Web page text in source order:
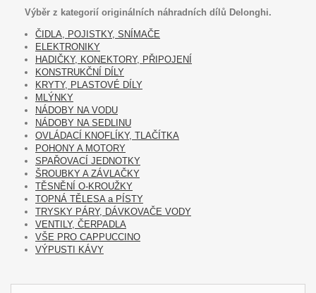
Výběr z kategorií originálních náhradních dílů Delonghi.
ČIDLA, POJISTKY, SNÍMAČE
ELEKTRONIKY
HADIČKY, KONEKTORY, PŘIPOJENÍ
KONSTRUKČNÍ DÍLY
KRYTY, PLASTOVÉ DÍLY
MLÝNKY
NÁDOBY NA VODU
NÁDOBY NA SEDLINU
OVLÁDACÍ KNOFLÍKY, TLAČÍTKA
POHONY A MOTORY
SPAŘOVACÍ JEDNOTKY
ŠROUBKY A ZÁVLAČKY
TĚSNĚNÍ O-KROUŽKY
TOPNÁ TĚLESA a PÍSTY
TRYSKY PÁRY, DÁVKOVAČE VODY
VENTILY, ČERPADLA
VŠE PRO CAPPUCCINO
VÝPUSTI KÁVY